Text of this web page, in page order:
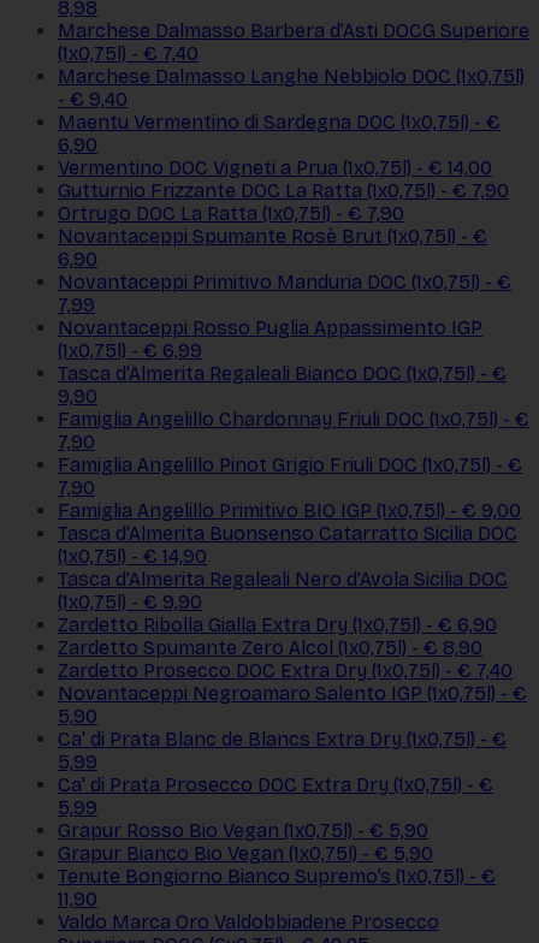
8,98
Marchese Dalmasso Barbera d’Asti DOCG Superiore
(1x0,75l) - € 7,40
Marchese Dalmasso Langhe Nebbiolo DOC (1x0,75l)
- € 9,40
Maentu Vermentino di Sardegna DOC (1x0,75l) - €
6,90
Vermentino DOC Vigneti a Prua (1x0,75l) - € 14,00
Gutturnio Frizzante DOC La Ratta (1x0,75l) - € 7,90
Ortrugo DOC La Ratta (1x0,75l) - € 7,90
Novantaceppi Spumante Rosè Brut (1x0,75l) - €
6,90
Novantaceppi Primitivo Manduria DOC (1x0,75l) - €
7,99
Novantaceppi Rosso Puglia Appassimento IGP
(1x0,75l) - € 6,99
Tasca d'Almerita Regaleali Bianco DOC (1x0,75l) - €
9,90
Famiglia Angelillo Chardonnay Friuli DOC (1x0,75l) - €
7,90
Famiglia Angelillo Pinot Grigio Friuli DOC (1x0,75l) - €
7,90
Famiglia Angelillo Primitivo BIO IGP (1x0,75l) - € 9,00
Tasca d'Almerita Buonsenso Catarratto Sicilia DOC
(1x0,75l) - € 14,90
Tasca d'Almerita Regaleali Nero d'Avola Sicilia DOC
(1x0,75l) - € 9,90
Zardetto Ribolla Gialla Extra Dry (1x0,75l) - € 6,90
Zardetto Spumante Zero Alcol (1x0,75l) - € 8,90
Zardetto Prosecco DOC Extra Dry (1x0,75l) - € 7,40
Novantaceppi Negroamaro Salento IGP (1x0,75l) - €
5,90
Ca' di Prata Blanc de Blancs Extra Dry (1x0,75l) - €
5,99
Ca' di Prata Prosecco DOC Extra Dry (1x0,75l) - €
5,99
Grapur Rosso Bio Vegan (1x0,75l) - € 5,90
Grapur Bianco Bio Vegan (1x0,75l) - € 5,90
Tenute Bongiorno Bianco Supremo’s (1x0,75l) - €
11,90
Valdo Marca Oro Valdobbiadene Prosecco